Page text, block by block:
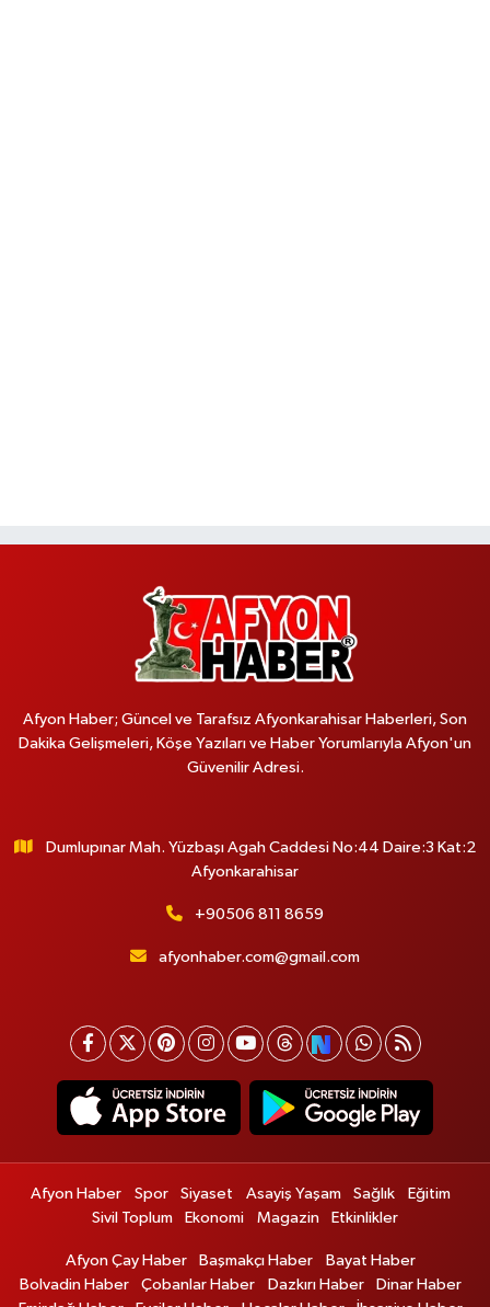
Afyon Haber; Güncel ve Tarafsız Afyonkarahisar Haberleri, Son
Dakika Gelişmeleri, Köşe Yazıları ve Haber Yorumlarıyla Afyon'un
Güvenilir Adresi.
Dumlupınar Mah. Yüzbaşı Agah Caddesi No:44 Daire:3 Kat:2
Afyonkarahisar
+90506 811 8659
afyonhaber.com@gmail.com
Afyon Haber Spor Siyaset Asayiş Yaşam Sağlık
Eğitim
Sivil Toplum
Ekonomi Magazin Etkinlikler
Afyon Çay Haber Başmakçı Haber
Bayat Haber
Bolvadin Haber
Çobanlar Haber Dazkırı Haber
Dinar Haber